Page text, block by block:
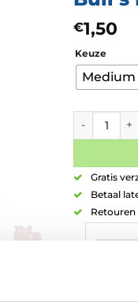
€1,50
Keuze
Medium
Gratis
Betaal
Retouren